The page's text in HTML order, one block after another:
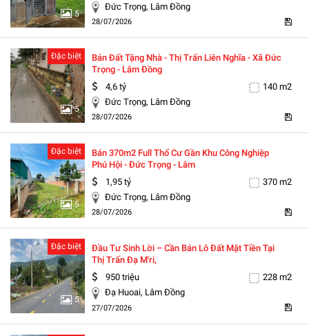
5
Đức Trọng, Lâm Đồng
28/07/2026
5
Đặc biệt
Bán Đất Tặng Nhà - Thị Trấn Liên Nghĩa - Xã Đức
Trọng - Lâm Đồng
4,6 tỷ
140 m2
Đức Trọng, Lâm Đồng
28/07/2026
5
Đặc biệt
Bán 370m2 Full Thổ Cư Gần Khu Công Nghiệp
Phú Hội - Đức Trọng - Lâm
1,95 tỷ
370 m2
Đức Trọng, Lâm Đồng
28/07/2026
5
Đặc biệt
Đầu Tư Sinh Lời – Cần Bán Lô Đất Mặt Tiền Tại
Thị Trấn Đạ M'ri,
950 triệu
228 m2
Đạ Huoai, Lâm Đồng
27/07/2026